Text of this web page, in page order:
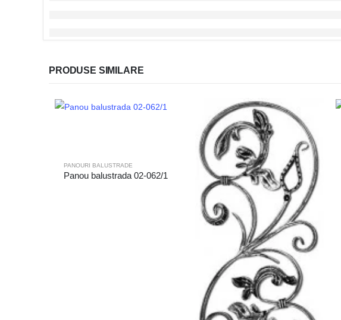
PRODUSE SIMILARE
PANOURI BALUSTRADE
Panou balustrada 02-062/1